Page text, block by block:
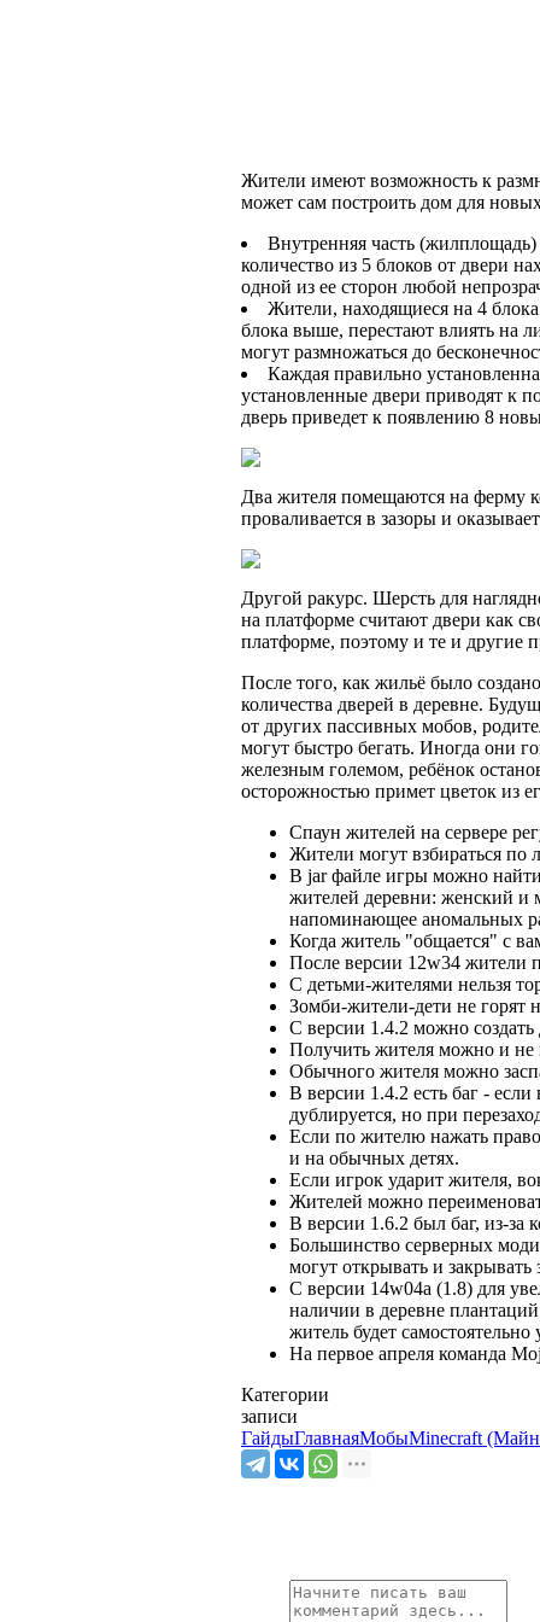
Жители имеют возможность к
может сам построить дом для
Внутренняя часть
количество из 5 блоков от двери
одной из ее сторон любой
Жители, находящиеся на 4
блока выше, перестают влиять на
могут размножаться до
Каждая правильно
установленные двери приводят к
дверь приведет к появлению 8
Два жителя помещаются на ферму
проваливается в зазоры и
Другой ракурс. Шерсть для
на платформе считают двери как
платформе, поэтому и те и другие
После того, как жильё было
количества дверей в деревне.
от других пассивных мобов,
могут быстро бегать. Иногда они
железным големом, ребёнок
осторожностью примет цветок из
Спаун жителей на сервере
Жители могут взбираться по
В jar файле игры можно найти
жителей деревни: женский и
напоминающее аномальных
Когда житель "общается" с
После версии 12w34 жители
С детьми-жителями нельзя
Зомби-жители-дети не горят
С версии 1.4.2 можно
Получить жителя можно и не
Обычного жителя можно
В версии 1.4.2 есть баг -
дублируется, но при
Если по жителю нажать
и на обычных детях.
Если игрок ударит жителя,
Жителей можно
В версии 1.6.2 был баг, из-за
Большинство серверных
могут открывать и закрывать
С версии 14w04a (1.8) для
наличии в деревне плантаций
житель будет
На первое апреля команда
Категории
записи
ГайдыГлавнаяМобыMinecraft